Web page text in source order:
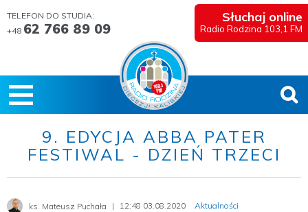
TELEFON DO STUDIA:
+48 62 766 89 09
Słuchaj online
Radio Rodzina 103,1 FM
9. EDYCJA ABBA PATER
FESTIWAL - DZIEŃ TRZECI
ks. Mateusz Puchała 12:48 03.08.2020
Aktualności